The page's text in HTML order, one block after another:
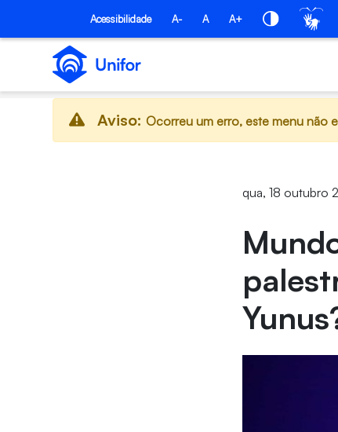
Pular para o Conteúdo principal
Acessibilidade A- A A+
Aviso: Ocorreu um erro, este menu não
qua, 18 outubro